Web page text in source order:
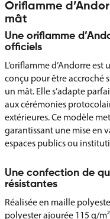
Oriflamme
mât
Une oriflamme
officiels
L’oriflamme d’Andorre
conçu pour être accroché
un mât. Elle s’adapte
aux cérémonies
extérieures. Ce modèle
garantissant une mise en
espaces publics ou
Une confection de
résistantes
Réalisée en maille
polyester ajourée 115 g/